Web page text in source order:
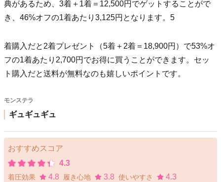
典があるため、3着＋1着＝12,500円でゲットすることがで
き、46%オフの1着あたり3,125円となります。5
着購入だと2着プレゼント（5着＋2着＝18,900円）で53%オ
フの1着あたり2,700円でお得に買うことができます。セッ
ト購入だと送料が無料なのも嬉しいポイントです。
モンステラ
ギュギュギュ
おすすめスコア
4.3
着圧効果 4.8 履き心地 3.8 使いやすさ 4.3